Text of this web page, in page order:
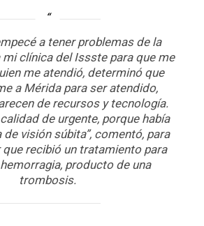
a tener problemas de la
mi clínica del Issste para que me
me atendió, determinó que
a Mérida para ser atendido,
de recursos y tecnología.
de urgente, porque había
visión súbita”, comentó, para
que recibió un tratamiento para
producto de una
trombosis.